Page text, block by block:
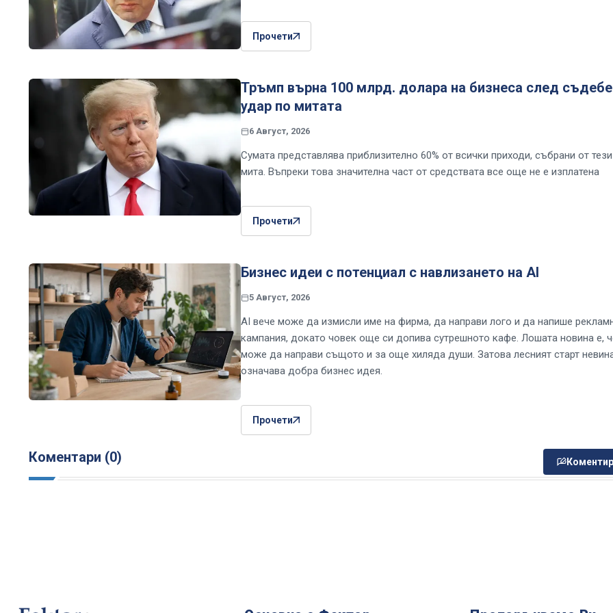
Прочети
Тръмп върна 100 млрд. долара на бизнеса след
удар по митата
6 Август, 2026
Сумата представлява приблизително 60% от всички приходи, събрани от тези
мита. Въпреки това значителна част от средствата все още не е изплатена
Прочети
Бизнес идеи с потенциал с навлизането на AI
5 Август, 2026
AI вече може да измисли име на фирма, да направи лого и да напише
кампания, докато човек още си допива сутрешното кафе. Лошата новина е,
може да направи същото и за още хиляда души. Затова лесният старт
означава добра бизнес идея.
Прочети
Коментари (0)